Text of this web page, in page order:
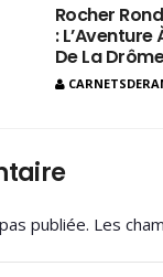
Rocher
: L’Aventure
De La
publiée. Les